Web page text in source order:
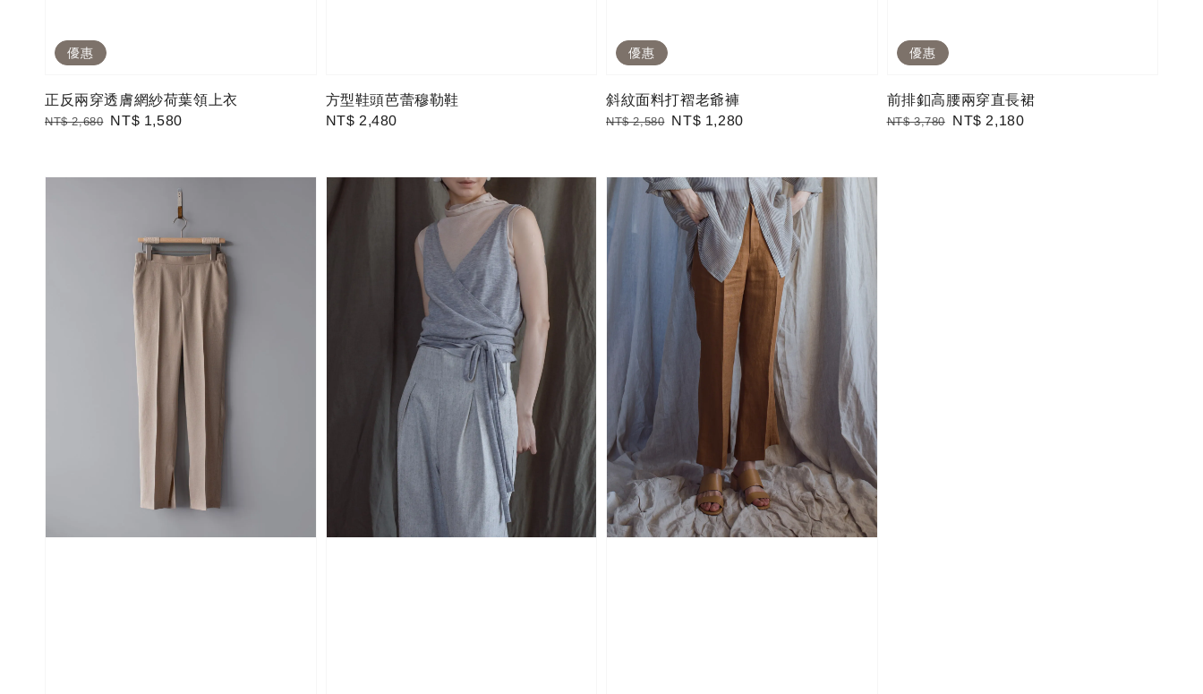
優惠
正反兩穿透膚網紗荷葉領上衣
Regular
NT$ 2,680 Sale
NT$ 1,580
方型鞋頭芭蕾穆勒鞋
Regular
NT$ 2,480
優惠
斜紋面料打褶老爺褲
Regular
NT$ 2,580 Sale
NT$ 1,280
優惠
前排釦高腰兩穿直長裙
Regular
NT$ 3,780
Sale
NT$ 2,180